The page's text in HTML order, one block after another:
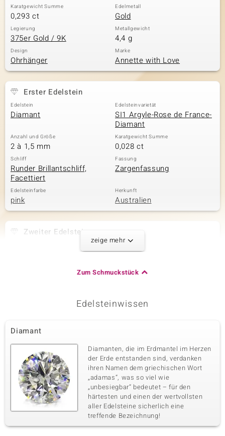
Classics
Karatgewicht Summe
0,293 ct
Edelmetall
Gold
Legierung
375er Gold / 9K
Metallgewicht
4,4 g
Design
Ohrhänger
Marke
Annette with Love
Erster Edelstein
Edelstein
Diamant
Edelsteinvarietät
SI1 Argyle-Rose de France-
Diamant
Anzahl und Größe
2 à 1,5 mm
Karatgewicht Summe
0,028 ct
Schliff
Runder Brillantschliff,
Facettiert
Fassung
Zargenfassung
Edelsteinfarbe
pink
Herkunft
Australien
Zweiter Edelstein
SI1 Argyle-Rose de France-
8 à 1,2 mm
Schliff
Herkunft
Australien
Edelsteinvarietät
SI1 Argyle-Rose de France-
Diamant
Anzahl und Größe
8 à 1 mm
Karatgewicht Summe
0,042 ct
Schliff
Runder Brillantschliff
Herkunft
Australien
zeige mehr
Zum Schmuckstück
Edelsteinwissen
Diamant
Diamanten, die im Erdmantel im Herzen
der Erde entstanden sind, verdanken
ihren Namen dem griechischen Wort
„adamas“, was so viel wie
„unbesiegbar“ bedeutet – für den
härtesten und einen der wertvollsten
aller Edelsteine sicherlich eine
treffende Bezeichnung!